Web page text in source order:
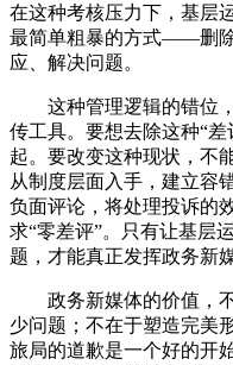
在这种考核压力下，基层
最简单粗暴的方式——删
应、解决问题。
这种管理逻辑的错位
传工具。要想去除这种“
起。要改变这种现状，不
从制度层面入手，建立容
负面评论，将处理投诉的
求“零差评”。只有让基层
题，才能真正发挥政务新
政务新媒体的价值，
少问题；不在于塑造完美
旅局的道歉是一个好的开